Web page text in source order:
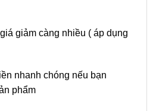
giảm càng nhiều ( áp dụng
nhanh chóng nếu bạn
phẩm